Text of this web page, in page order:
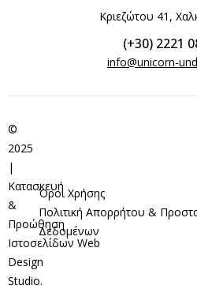
Κριεζώτου 41,
(+30) 2221
info@unicorn-
©
2025
|
Κατασκευή
&
Προώθηση
Ιστοσελίδων Web
Design
Studio.
Όροι Χρήσης
Πολιτική Απορρήτου &
Δεδομένων